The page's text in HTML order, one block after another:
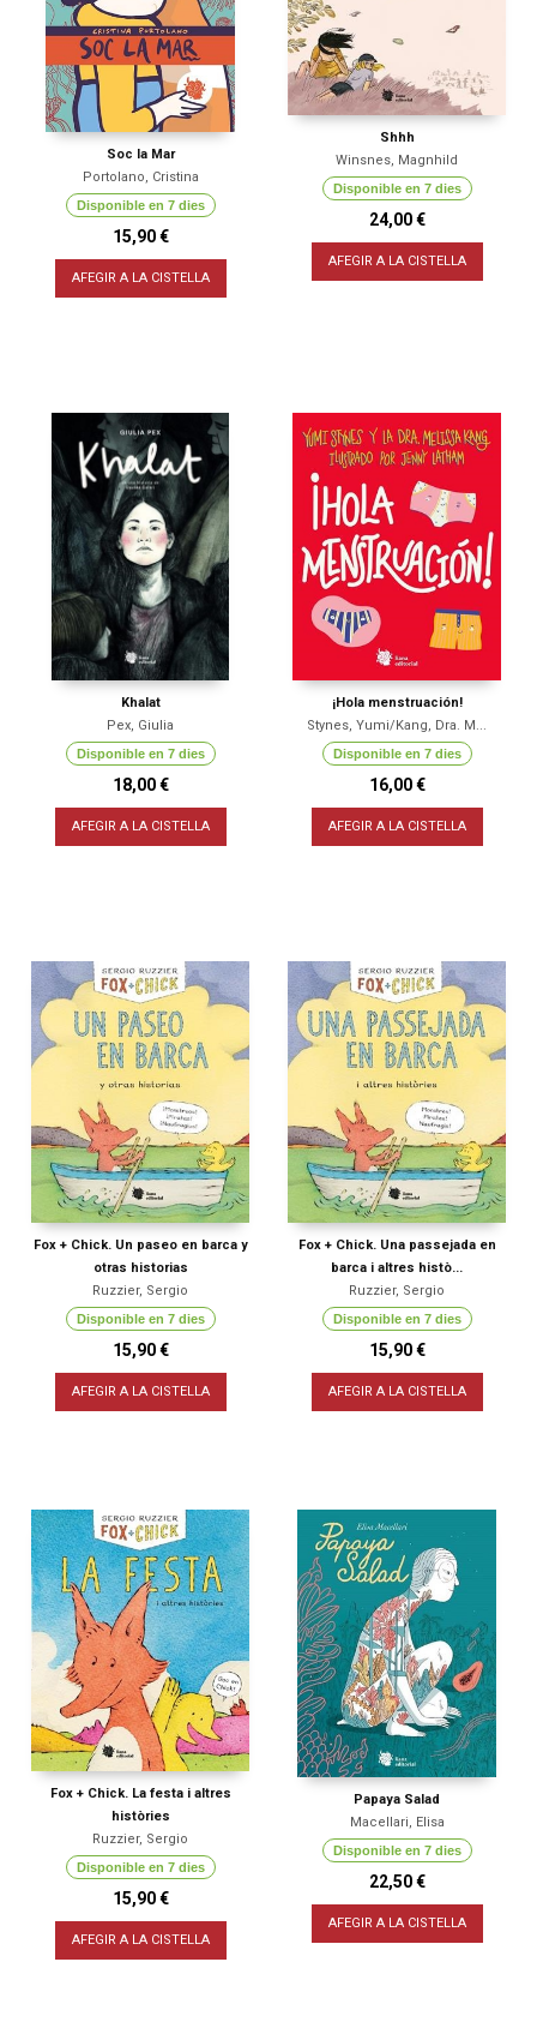
Soc la Mar
Portolano, Cristina
Disponible en 7 dies
15,90 €
AFEGIR A LA CISTELLA
Shhh
Winsnes, Magnhild
Disponible en 7 dies
24,00 €
AFEGIR A LA CISTELLA
Khalat
Pex, Giulia
Disponible en 7 dies
18,00 €
AFEGIR A LA CISTELLA
¡Hola menstruación!
Stynes, Yumi/Kang, Dra. M...
Disponible en 7 dies
16,00 €
AFEGIR A LA CISTELLA
Fox + Chick. Un paseo en barca y
otras historias
Ruzzier, Sergio
Disponible en 7 dies
15,90 €
AFEGIR A LA CISTELLA
Fox + Chick. Una passejada en
barca i altres histò...
Ruzzier, Sergio
Disponible en 7 dies
15,90 €
AFEGIR A LA CISTELLA
Fox + Chick. La festa i altres
històries
Ruzzier, Sergio
Disponible en 7 dies
15,90 €
AFEGIR A LA CISTELLA
Papaya Salad
Macellari, Elisa
Disponible en 7 dies
22,50 €
AFEGIR A LA CISTELLA